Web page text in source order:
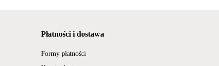
Płatności i dostawa
Formy płatności